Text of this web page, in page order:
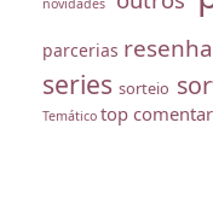
novidades
parcerias resenha
series sorteio
Temático top